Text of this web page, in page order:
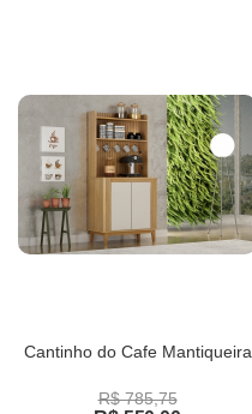
Cantinho do Cafe Mantiqueira
R$ 785,75